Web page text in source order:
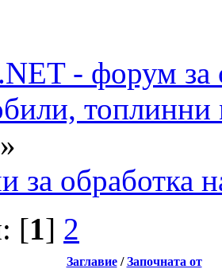
- форум за
»
за обработка
[1] 2
Заглавие/Започната от